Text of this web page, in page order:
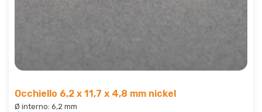
Occhiello 6,2 x 11,7 x 4,8 mm nickel
Ø interno: 6,2 mm